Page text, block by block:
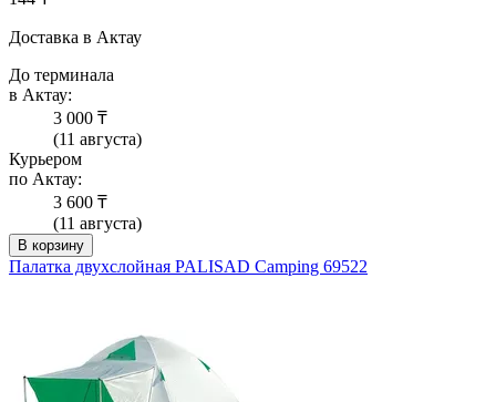
Доставка в Актау
До терминала
в Актау:
3 000 ₸
(11 августа)
Курьером
по Актау:
3 600 ₸
(11 августа)
В корзину
Палатка двухслойная PALISAD Camping 69522